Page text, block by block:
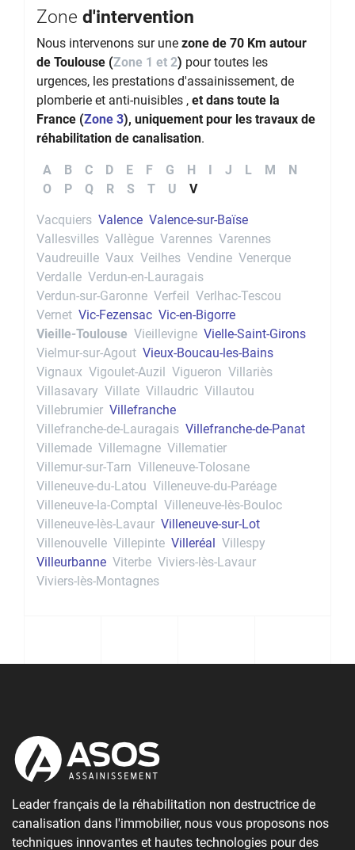
Zone d'intervention
Nous intervenons sur une zone de 70 Km autour
de Toulouse (Zone 1 et 2) pour toutes les
urgences, les prestations d'assainissement, de
plomberie et anti-nuisibles , et dans toute la
France (Zone 3), uniquement pour les travaux de
réhabilitation de canalisation.
A B C D E F G H I J L M
N
O
P Q R S T U V
Vacquiers Valence Valence-sur-Baïse
Vallesvilles Vallègue Varennes Varennes
Vaudreuille Vaux Veilhes Vendine Venerque
Verdalle Verdun-en-Lauragais
Verdun-sur-Garonne Verfeil Verlhac-Tescou
Vernet Vic-Fezensac Vic-en-Bigorre
Vieille-Toulouse Vieillevigne Vielle-Saint-Girons
Vielmur-sur-Agout Vieux-Boucau-les-Bains
Vignaux Vigoulet-Auzil Vigueron Villariès
Villasavary Villate Villaudric Villautou
Villebrumier Villefranche
Villefranche-de-Lauragais Villefranche-de-Panat
Villemade Villemagne Villematier
Villemur-sur-Tarn Villeneuve-Tolosane
Villeneuve-du-Latou Villeneuve-du-Paréage
Villeneuve-la-Comptal Villeneuve-lès-Bouloc
Villeneuve-lès-Lavaur Villeneuve-sur-Lot
Villenouvelle Villepinte Villeréal Villespy
Villeurbanne Viterbe Viviers-lès-Lavaur
Viviers-lès-Montagnes
Leader français de la réhabilitation non destructrice de
canalisation dans l'immobilier, nous vous proposons nos
techniques innovantes et hautes technologies pour des